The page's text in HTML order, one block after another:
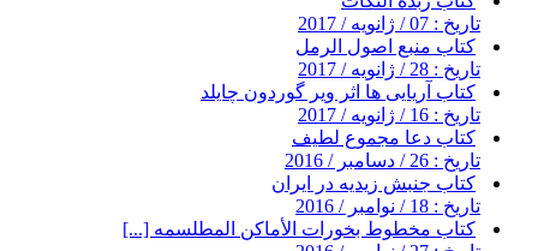
تاریخ : 07 / ژانویه / 2017
کتاب منبع اصول الرمل
تاریخ : 28 / ژانویه / 2017
کتاب آریایی ها اثر ویر گوردون چایلد
تاریخ : 16 / ژانویه / 2017
کتاب دعا مجموع لطیف
تاریخ : 26 / دسامبر / 2016
کتاب جنبش زیدیه در ایران
تاریخ : 18 / نوامبر / 2016
کتاب مخطوط بخورات الأماکن المطلسمه [...]